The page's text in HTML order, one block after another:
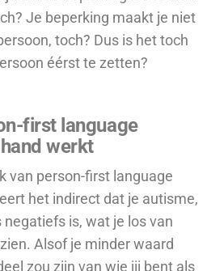
Je beperking maakt je niet
toch? Dus is het toch
éérst te zetten?
first language
werkt
van person-first language
het indirect dat je autisme,
negatiefs is, wat je los van
Alsof je minder waard
zou zijn van wie jij bent als